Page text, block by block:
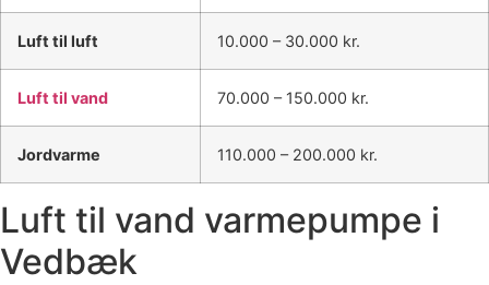
Luft til luft 10.000 – 30.000 kr.
Luft til vand 70.000 – 150.000 kr.
Jordvarme 110.000 – 200.000 kr.
Luft til vand varmepumpe i
Vedbæk